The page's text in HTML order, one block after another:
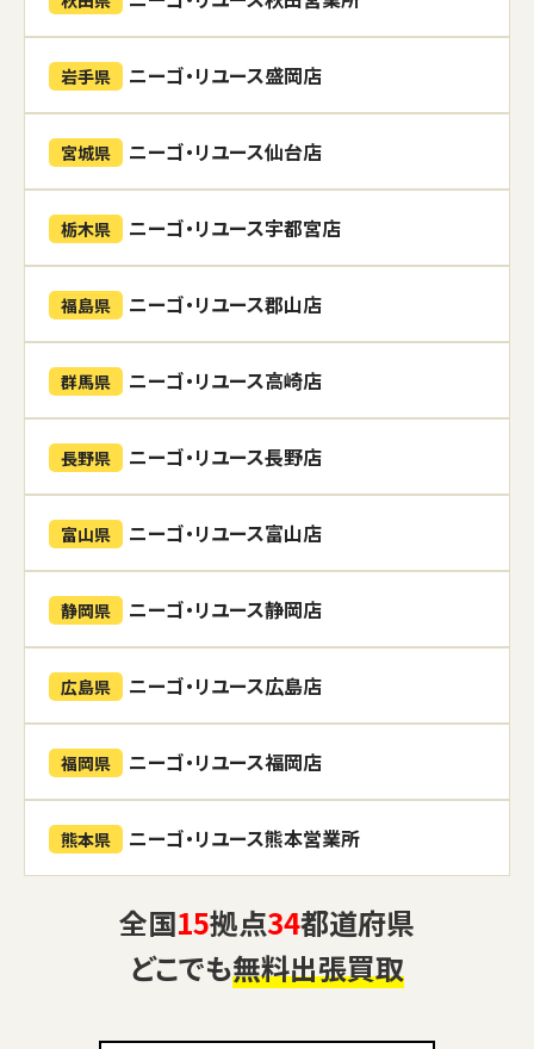
岩手県 ニーゴ・リユース盛岡店
宮城県 ニーゴ・リユース仙台店
栃木県 ニーゴ・リユース宇都宮店
福島県 ニーゴ・リユース郡山店
群馬県 ニーゴ・リユース高崎店
長野県 ニーゴ・リユース長野店
富山県 ニーゴ・リユース富山店
静岡県 ニーゴ・リユース静岡店
広島県 ニーゴ・リユース広島店
福岡県 ニーゴ・リユース福岡店
熊本県 ニーゴ・リユース熊本営業所
全国15拠点34都道府県
どこでも無料出張買取